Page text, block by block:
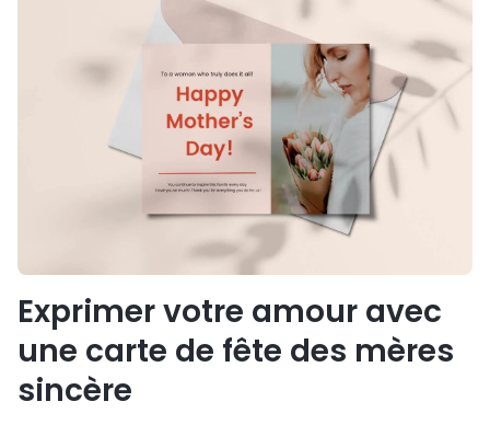
Exprimer votre amour avec
une carte de fête des mères
sincère